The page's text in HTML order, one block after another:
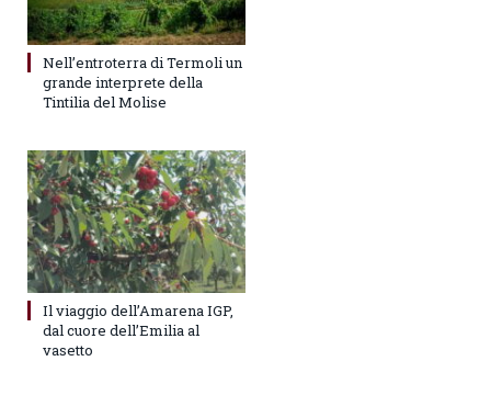
Nell’entroterra di Termoli un
grande interprete della
Tintilia del Molise
Il viaggio dell’Amarena IGP,
dal cuore dell’Emilia al
vasetto